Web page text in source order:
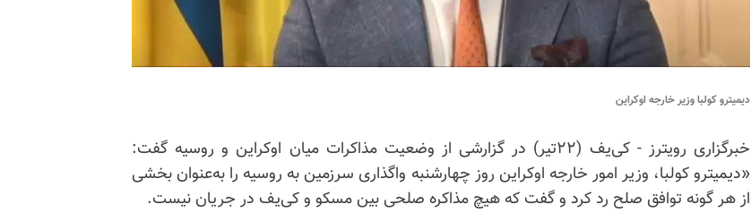
دیمیترو کولبا وزیر خارجه اوکراین
خبرگزاری رویترز - کی‌یف (۲۲تیر) در گزارشی از وضعیت مذاکرات میان اوکراین و روسیه گفت:
«دیمیترو کولبا، وزیر امور خارجه اوکراین روز چهارشنبه واگذاری سرزمین به روسیه را به‌عنوان بخشی
از هر گونه توافق صلح رد کرد و گفت که هیچ مذاکره صلحی بین مسکو و کی‌یف در جریان نیست.